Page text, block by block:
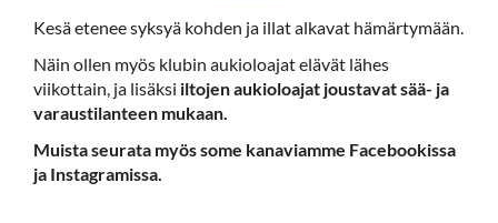
Kesä etenee syksyä kohden ja illat alkavat hämärtymään.
Näin ollen myös klubin aukioloajat elävät lähes
viikottain, ja lisäksi iltojen aukioloajat joustavat sää- ja
varaustilanteen mukaan.
Muista seurata myös some kanaviamme Facebookissa
ja Instagramissa.